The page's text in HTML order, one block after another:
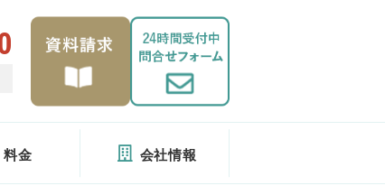
料金 会社情報